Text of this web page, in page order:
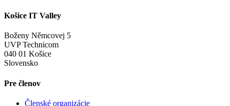
Košice IT Valley
Boženy Němcovej 5
UVP Technicom
040 01 Košice
Slovensko
Pre členov
Členské organizácie